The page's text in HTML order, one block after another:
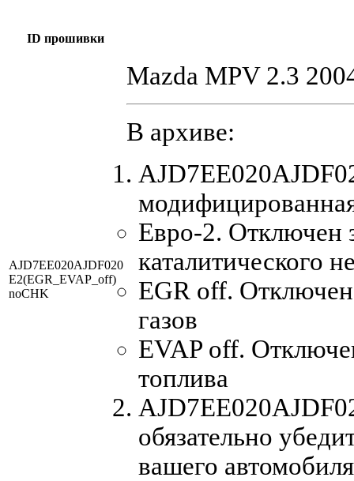
ID прошивки
AJD7EE020AJDF020
E2(EGR_EVAP_off)
noCHK
Mazda MPV 2.3
В архиве:
Евро-2. Отключен
каталитического
EGR off.
газов
EVAP off.
топлива
обязательно
вашего автомобиля